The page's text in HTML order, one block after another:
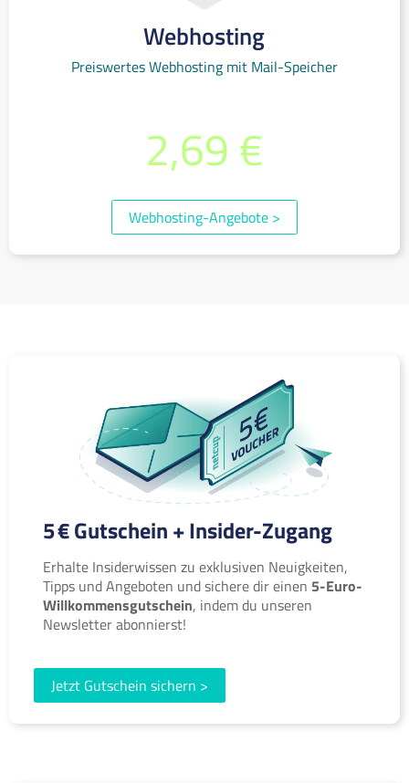
Webhosting
Preiswertes Webhosting mit Mail-Speicher
2,69 €
Webhosting-Angebote >
5 € Gutschein + Insider-Zugang
Erhalte Insiderwissen zu exklusiven Neuigkeiten,
Tipps und Angeboten und sichere dir einen 5-Euro-
Willkommensgutschein, indem du unseren
Newsletter abonnierst!
Jetzt Gutschein sichern >